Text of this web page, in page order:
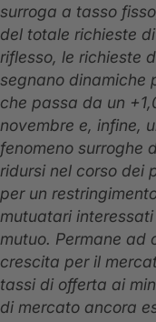
surroga a tasso
del totale richieste
riflesso, le richieste
segnano dinamiche
che passa da un
novembre e, infine,
fenomeno surroghe
ridursi nel corso dei
per un
mutuatari
mutuo. Permane ad
crescita per il
tassi di offerta ai
di mercato ancora